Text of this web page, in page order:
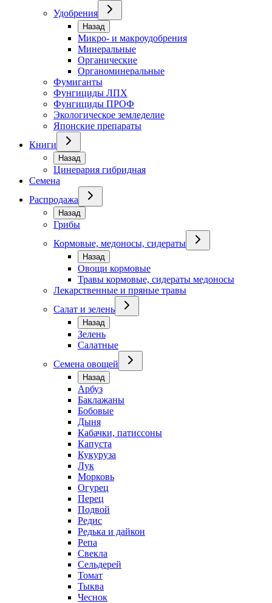
Удобрения
Назад
Микро- и макроудобрения
Минеральные
Органические
Органоминеральные
Фумиганты
Фунгициды ЛПХ
Фунгициды ПРОФ
Экологическое земледелие
Японские препараты
Книги
Назад
Цинерария гибридная
Семена
Распродажа
Назад
Грибы
Кормовые, медоносы, сидераты
Назад
Овощи кормовые
Травы кормовые, сидераты медоносы
Лекарственные и пряные травы
Салат и зелень
Назад
Зелень
Салатные
Семена овощей
Назад
Арбуз
Баклажаны
Бобовые
Дыня
Кабачки, патиссоны
Капуста
Кукуруза
Лук
Морковь
Огурец
Перец
Подвой
Редис
Редька и дайкон
Репа
Свекла
Сельдерей
Томат
Тыква
Чеснок